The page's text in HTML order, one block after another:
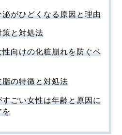
がひどくなる原因と理由
と対処法
向けの化粧崩れを防ぐベ
の特徴と対処法
ごい女性は年齢と原因に
を